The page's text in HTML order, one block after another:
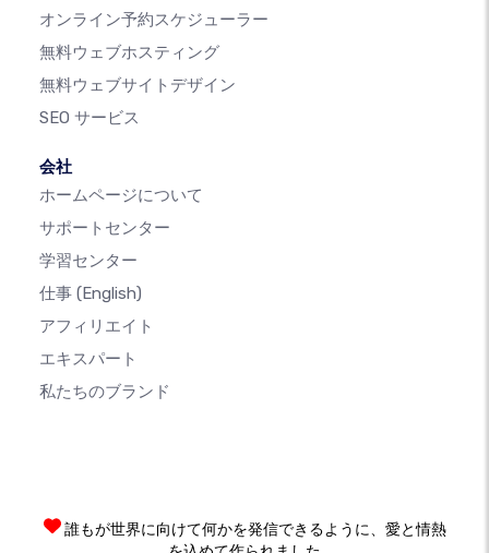
オンライン予約スケジューラー
無料ウェブホスティング
無料ウェブサイトデザイン
SEO サービス
会社
ホームページについて
サポートセンター
学習センター
仕事 (English)
アフィリエイト
エキスパート
私たちのブランド
誰もが世界に向けて何かを発信できるように、愛と情熱